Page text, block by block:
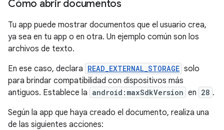
Cómo abrir documentos
Tu app puede mostrar documentos que el usuario crea,
ya sea en tu app o en otra. Un ejemplo común son los
archivos de texto.
En ese caso, declara READ_EXTERNAL_STORAGE solo
para brindar compatibilidad con dispositivos más
antiguos. Establece la android:maxSdkVersion en 28 .
Según la app que haya creado el documento, realiza una
de las siguientes acciones: